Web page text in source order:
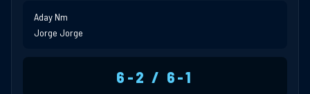
Aday Nm
Jorge Jorge
6-2 / 6-1